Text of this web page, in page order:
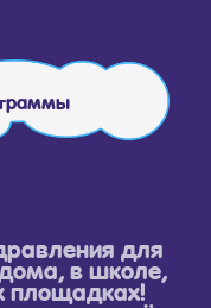
для
в школе,
площадках!